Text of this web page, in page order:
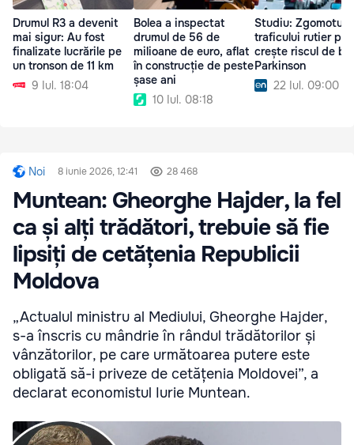
Drumul R3 a devenit
mai sigur: Au fost
finalizate lucrările pe
un tronson de 11 km
9 Iul. 18:04
Bolea a inspectat
drumul de 56 de
milioane de euro, aflat
în construcție de peste
șase ani
10 Iul. 08:18
Studiu: Zgomotul
traficului rutier
crește riscul de
Parkinson
22 Iul. 09:00
Noi 8 iunie 2026, 12:41 28 468
Muntean: Gheorghe Hajder, la fel
ca și alți trădători, trebuie să fie
lipsiți de cetățenia Republicii
Moldova
„Actualul ministru al Mediului, Gheorghe Hajder,
s-a înscris cu mândrie în rândul trădătorilor și
vânzătorilor, pe care următoarea putere este
obligată să-i priveze de cetățenia Moldovei”, a
declarat economistul Iurie Muntean.